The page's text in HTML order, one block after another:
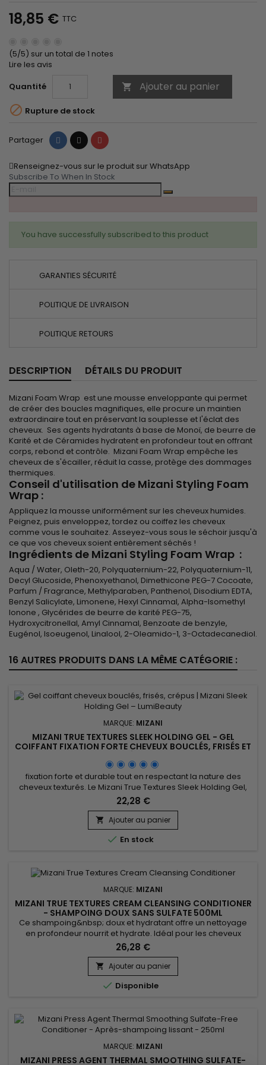
18,85 € TTC
(5/5) sur un total de 1 notes
Lire les avis
Quantité
 Ajouter au panier
 Rupture de stock
Partager PartagerTweet Pinterest
Renseignez-vous sur le produit sur WhatsApp
Subscribe To When In Stock
You have successfully subscribed to this product
GARANTIES SÉCURITÉ
POLITIQUE DE LIVRAISON
POLITIQUE RETOURS
DESCRIPTION DÉTAILS DU PRODUIT
Mizani Foam Wrap est une mousse enveloppante qui permet
de créer des boucles magnifiques, elle procure un maintien
extraordinaire tout en préservant la souplesse et l'éclat des
cheveux. Ses agents hydratants à base de Monoï, de beurre de
Karité et de Céramides hydratent en profondeur tout en offrant
corps, rebond et contrôle. Mizani Foam Wrap empêche les
cheveux de s'écailler, réduit la casse, protège des dommages
thermiques.
Conseil d'utilisation de Mizani Styling Foam
Wrap :
Appliquez la mousse uniformément sur les cheveux humides.
Peignez, puis enveloppez, tordez ou coiffez les cheveux
comme vous le souhaitez. Asseyez-vous sous le séchoir jusqu'à
ce que vos cheveux soient entièrement séchés !
Ingrédients de Mizani Styling Foam Wrap :
Aqua / Water, Oleth-20, Polyquaternium-22, Polyquaternium-11,
Decyl Glucoside, Phenoxyethanol, Dimethicone PEG-7 Cocoate,
Parfum / Fragrance, Methylparaben, Panthenol, Disodium EDTA,
Benzyl Salicylate, Limonene, Hexyl Cinnamal, Alpha-Isomethyl
Ionone , Glycérides de beurre de karité PEG-75,
Hydroxycitronellal, Amyl Cinnamal, Benzoate de benzyle,
Eugénol, Isoeugenol, Linalool, 2-Oleamido-1, 3-Octadecanediol.
16 AUTRES PRODUITS DANS LA MÊME CATÉGORIE :
MARQUE: MIZANI
MIZANI TRUE TEXTURES SLEEK HOLDING GEL - GEL
COIFFANT FIXATION FORTE CHEVEUX BOUCLÉS, FRISÉS ET
fixation forte et durable tout en respectant la nature des
cheveux texturés. Le Mizani True Textures Sleek Holding Gel,
développé par la marque professionnelle Mizani, est un gel
fixant cheveux texturés idéal pour lisser, structurer et
discipliner les coiffures. Il assure un contrôle efficace des
frisottis, une définition précise des contours, des baby...
22,28 €
 Ajouter au panier
 En stock
MARQUE: MIZANI
MIZANI TRUE TEXTURES CREAM CLEANSING CONDITIONER
- SHAMPOING DOUX SANS SULFATE 500ML
Ce shampoing&nbsp; doux et hydratant offre un nettoyage
en profondeur nourrit et hydrate. Idéal pour les cheveux
bouclés, crépus Mizani True Textures Cream Cleansing
Conditioner élimine les impuretés, démêle les cheveux
bouclés en une seule étape, conserve l’hydratation et le
dessin naturel des boucles pour une texture agréable au
toucher.&nbsp; Enrichi...
26,28 €
 Ajouter au panier
 Disponible
MARQUE: MIZANI
MIZANI PRESS AGENT THERMAL SMOOTHING SULFATE-